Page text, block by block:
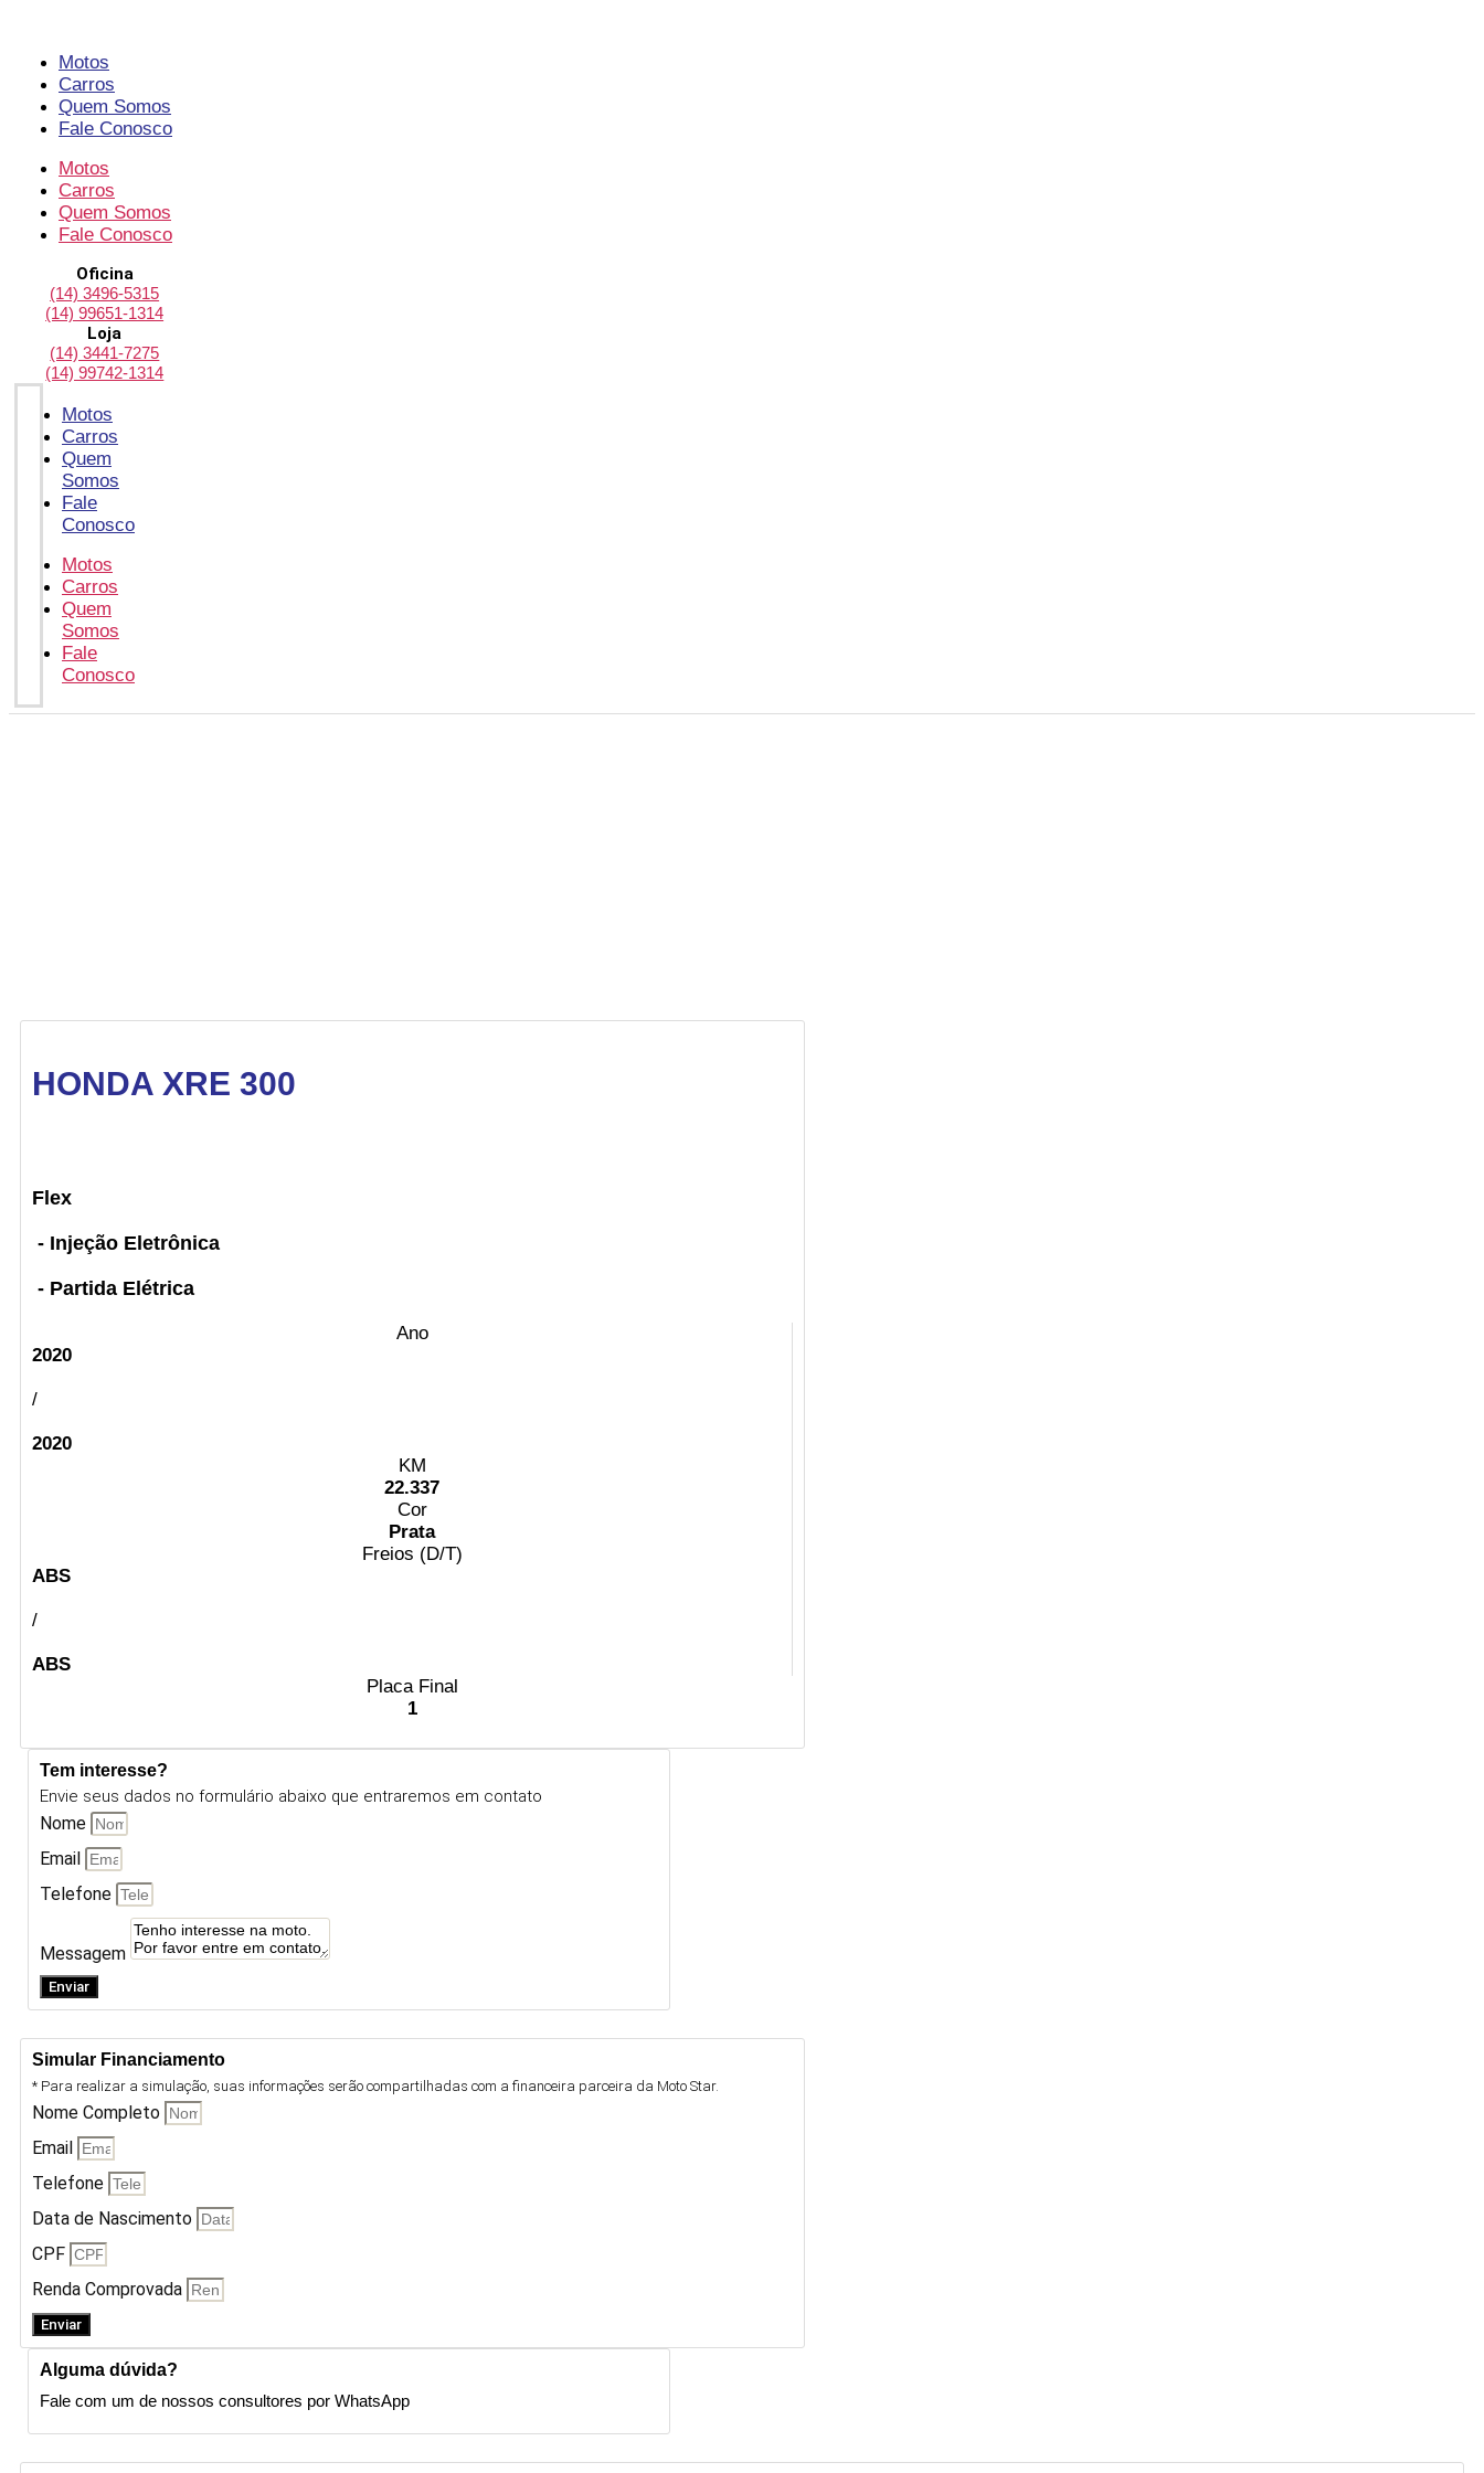
conteúdo
Motos
Carros
Quem Somos
Fale Conosco
Motos
Carros
Quem Somos
Fale Conosco
Oficina
(14) 3496-5315
(14) 99651-1314
Loja
(14) 3441-7275
(14) 99742-1314
Motos
Carros
Quem
Somos
Fale
Conosco
Motos
Carros
Quem
Somos
Fale
Conosco
HONDA XRE 300
Flex
- Injeção Eletrônica
- Partida Elétrica
Ano
2020
/
2020
KM
22.337
Cor
Prata
Freios (D/T)
ABS
/
ABS
Placa Final
1
Tem interesse?
Envie seus dados no formulário abaixo que entraremos em contato
Nome
Email
Telefone
Messagem
Enviar
Simular Financiamento
* Para realizar a simulação, suas informações serão compartilhadas com a financeira parceira da Moto Star.
Nome Completo
Email
Telefone
Data de Nascimento
CPF
Renda Comprovada
Enviar
Alguma dúvida?
Fale com um de nossos consultores por WhatsApp